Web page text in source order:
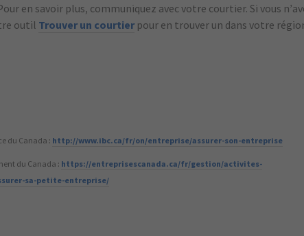
en savoir plus, communiquez avec votre courtier. Si vous
outil Trouver un courtierpour en trouver un dans votre
du Canada : http://www.ibc.ca/fr/on/entreprise/assurer-son-entreprise
du Canada : https://entreprisescanada.ca/fr/gestion/activites-
sa-petite-entreprise/